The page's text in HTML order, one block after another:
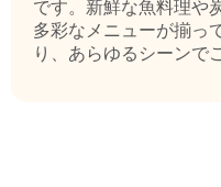
です。新鮮な魚料理や
多彩なメニューが揃っ
り、あらゆるシーンで